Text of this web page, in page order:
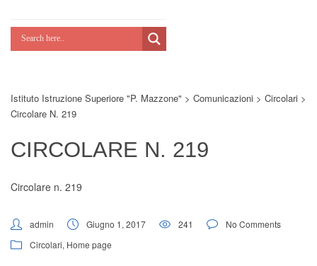
Lab Green
Potenziamoci
Istituto Istruzione Superiore "P. Mazzone" > Comunicazioni > Circolari >
Circolare N. 219
CIRCOLARE N. 219
Circolare n. 219
admin Giugno 1, 2017 241
No Comments
Circolari, Home page